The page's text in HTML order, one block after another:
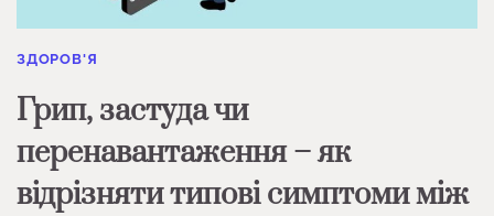
ЗДОРОВ'Я
Грип, застуда чи
перенавантаження – як
відрізняти типові симптоми між